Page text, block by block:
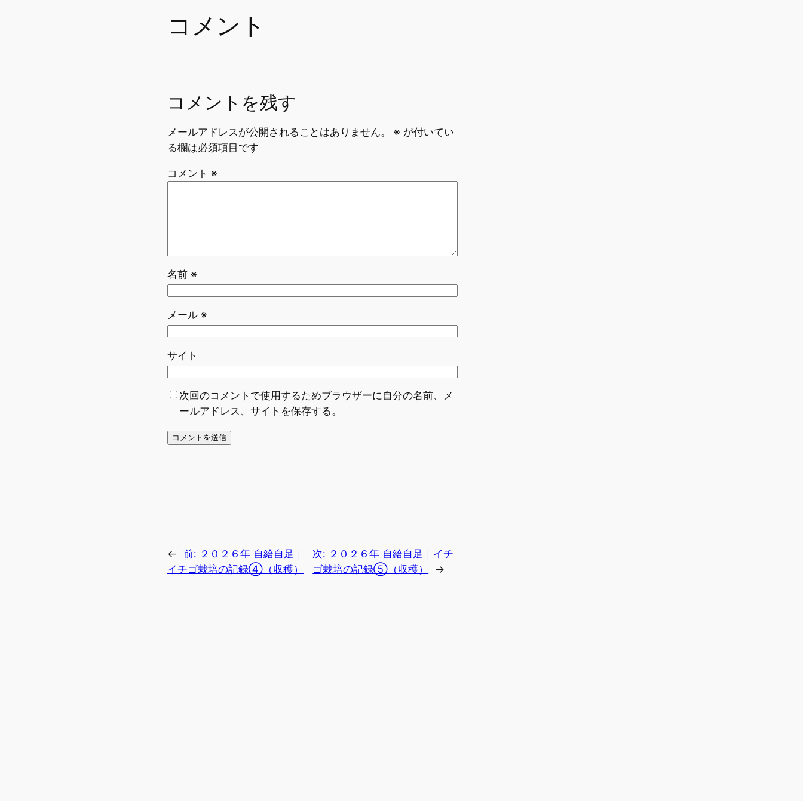
o
o
コメント
コメントを残す
メールアドレスが公開されることはありません。 ※ が付いてい
る欄は必須項目です
コメント ※
名前 ※
メール ※
サイト
次回のコメントで使用するためブラウザーに自分の名前、メ
ールアドレス、サイトを保存する。
← 前: ２０２６年 自給自足｜
イチゴ栽培の記録④（収穫）
次: ２０２６年 自給自足｜イチ
ゴ栽培の記録⑤（収穫）
→